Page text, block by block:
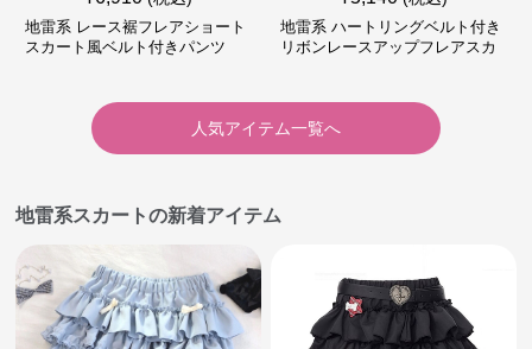
地雷系 レース裾フレアショート
スカート風ベルト付きパンツ
地雷系 ハートリングベルト付き
リボンレースアップフレアスカ
人気アイテム一覧へ
地雷系スカートの新着アイテム